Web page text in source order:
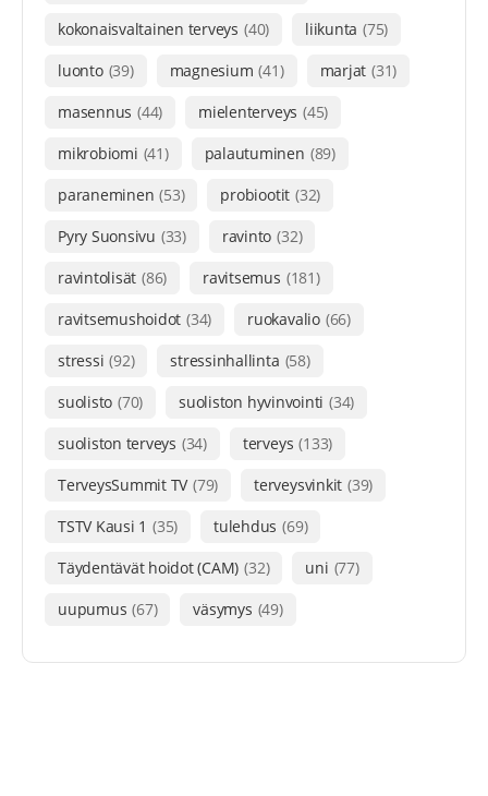
kokonaisvaltainen terveys (40) liikunta (75)
luonto (39) magnesium (41) marjat (31)
masennus (44) mielenterveys (45)
mikrobiomi (41) palautuminen (89)
paraneminen (53) probiootit (32)
Pyry Suonsivu (33) ravinto (32)
ravintolisät (86) ravitsemus (181)
ravitsemushoidot (34) ruokavalio (66)
stressi (92) stressinhallinta (58)
suolisto (70) suoliston hyvinvointi (34)
suoliston terveys (34) terveys (133)
TerveysSummit TV (79) terveysvinkit (39)
TSTV Kausi 1 (35) tulehdus (69)
Täydentävät hoidot (CAM) (32) uni (77)
uupumus (67) väsymys (49)